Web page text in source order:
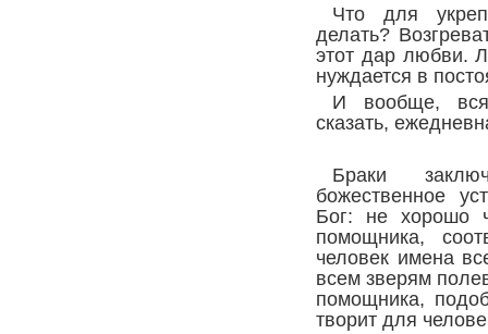
Что для
делать?
этот дар любви.
нуждается в
И вообще,
сказать,
Браки
божественное
Бог: не хорошо
помощника,
человек имена
всем зверям
помощника,
творит для